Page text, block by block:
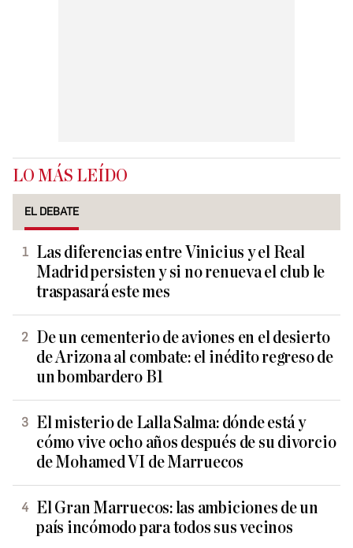
LO MÁS LEÍDO
EL DEBATE
Las diferencias entre Vinicius y el Real
Madrid persisten y si no renueva el club le
traspasará este mes
De un cementerio de aviones en el desierto
de Arizona al combate: el inédito regreso de
un bombardero B1
El misterio de Lalla Salma: dónde está y
cómo vive ocho años después de su divorcio
de Mohamed VI de Marruecos
El Gran Marruecos: las ambiciones de un
país incómodo para todos sus vecinos